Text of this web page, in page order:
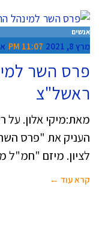
אנשים
מרץ 8, 2021 11:07 PM
פרס השר
ראשל"צ
מאת:מיקי אלון. על
העניק את "פרס
לציון. מיזם "חמ"ל
קרא עוד ←